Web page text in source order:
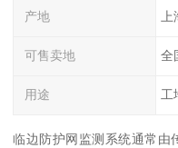
产地 上
可售卖地 全
用途 工
临边防护网监测系统通常由